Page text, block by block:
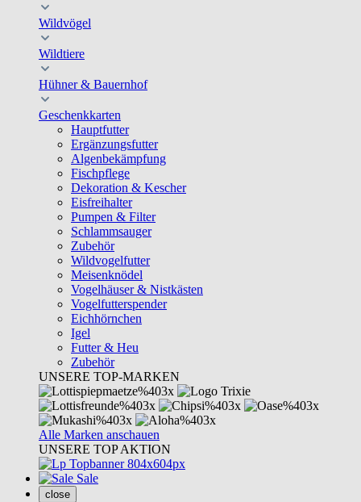
Wildvögel
Wildtiere
Hühner & Bauernhof
Geschenkkarten
Hauptfutter
Ergänzungsfutter
Algenbekämpfung
Fischpflege
Dekoration & Kescher
Eisfreihalter
Pumpen & Filter
Schlammsauger
Zubehör
Wildvogelfutter
Meisenknödel
Vogelhäuser & Nistkästen
Vogelfutterspender
Eichhörnchen
Igel
Futter & Heu
Zubehör
UNSERE TOP-MARKEN
Alle Marken anschauen
UNSERE TOP AKTION
Sale
close